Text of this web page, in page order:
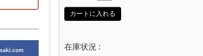
カートに入れる
在庫状況 :